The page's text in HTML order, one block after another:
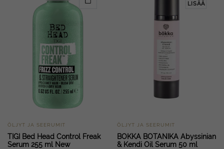
ÕLJYT JA SEERUMIT
TIGI Bed Head Control Freak
Serum 255 ml New
LISÄÄ
ÕLJYT JA SEERUMIT
BOKKA BOTANIKA Abyssinian
& Kendi Oil Serum 50 ml